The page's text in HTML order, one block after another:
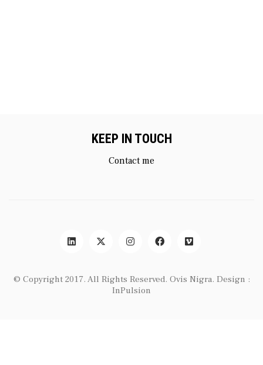
KEEP IN TOUCH
Contact me
© Copyright 2017. All Rights Reserved. Ovis Nigra. Design :
InPulsion